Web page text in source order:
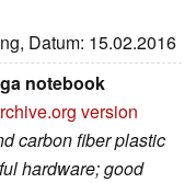
Datum: 15.02.2016
notebook
version
carbon fiber plastic
hardware; good